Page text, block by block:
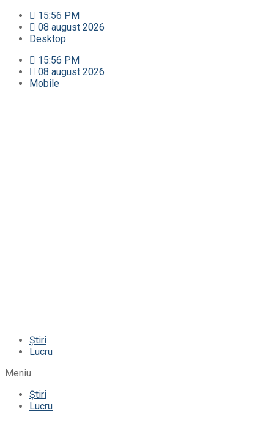
15:56 PM
08 august 2026
Desktop
15:56 PM
08 august 2026
Mobile
Știri
Lucru
Meniu
Știri
Lucru